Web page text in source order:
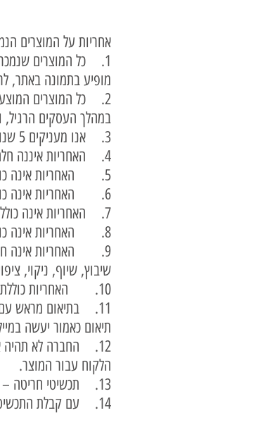
אחריות על המוצרים
1. כל המוצרים
מופיע בתמונה באתר,
2. כל המוצרים
במהלך העסקים הרגיל,
3. אנו מעניקים 5 שנות אחריות.
4. האחריות איננה חלה על שינוי בצבע או בגוון של התכשיט עם הזמן.
5. האחריות אינה כוללת שבר הנגרם משימוש לקוי, שאינו סביר, בתכשיט.
6. האחריות אינה כוללת נפילה והשתחררות של אבנים/יהלומים.
7. האחריות אינה כוללת קרע בשרשרת .
8. האחריות אינה כוללת כל נזק לתכשיט עקב אי עמידה בתנאי השימוש המומלצים לעיל.
9. האחריות אינה
שיבוץ, שיוף, ניקוי,
10. האחריות כוללת כל תיקון רלוונטי בהתאם לתנאים הנ"ל.
11. בתיאום מראש
תיאום כאמור יעשה
12. החברה לא תהיה
הלקוח עבור המוצר.
13. תכשיטי חריטה – יש לשים את הדעת כי תכשיטי חריטה עם הזמן מאבדים את הצבע השחור והחריטה עם הזמן נשחקת.
14. עם קבלת התכשיט ישלח ללקוח תעודה לצורכי ביטוח.